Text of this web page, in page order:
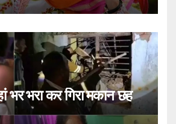
भरा कर गिरा मकान छह